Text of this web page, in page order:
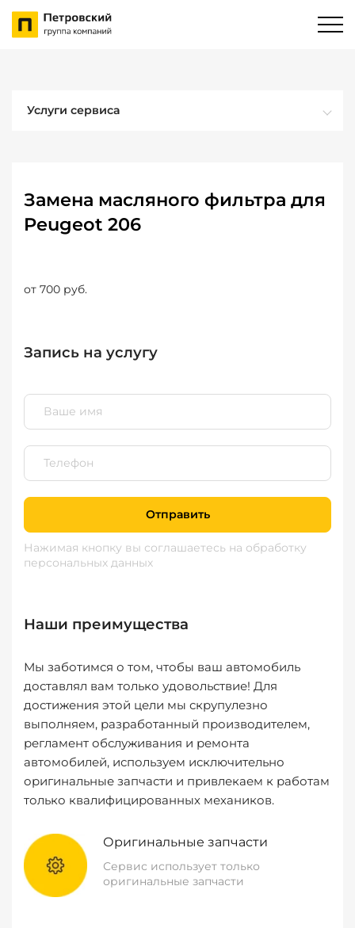
Услуги сервиса
Замена масляного фильтра для
Peugeot 206
от 700 руб.
Запись на услугу
Отправить
Нажимая кнопку вы соглашаетесь на обработку
персональных данных
Наши преимущества
Мы заботимся о том, чтобы ваш автомобиль
доставлял вам только удовольствие! Для
достижения этой цели мы скрупулезно
выполняем, разработанный производителем,
регламент обслуживания и ремонта
автомобилей, используем исключительно
оригинальные запчасти и привлекаем к работам
только квалифицированных механиков.
Оригинальные запчасти
Сервис использует только
оригинальные запчасти